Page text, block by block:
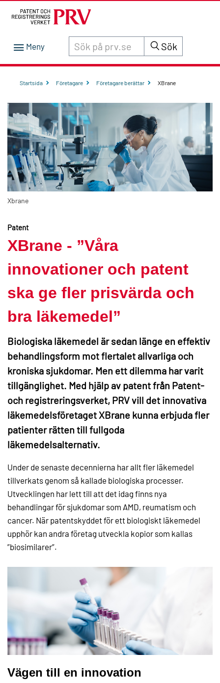
Sök innehåll på siten prv.se Sök
Startsida Företagare Företagare berättar XBrane
Xbrane
Patent
XBrane - ”Våra
innovationer och patent
ska ge fler prisvärda och
bra läkemedel”
Biologiska läkemedel är sedan länge en effektiv
behandlingsform mot flertalet allvarliga och
kroniska sjukdomar. Men ett dilemma har varit
tillgänglighet. Med hjälp av patent från Patent-
och registreringsverket, PRV vill det innovativa
läkemedelsföretaget XBrane kunna erbjuda fler
patienter rätten till fullgoda
läkemedelsalternativ.
Under de senaste decennierna har allt fler läkemedel
tillverkats genom så kallade biologiska processer.
Utvecklingen har lett till att det idag finns nya
behandlingar för sjukdomar som AMD, reumatism och
cancer. När patentskyddet för ett biologiskt läkemedel
upphör kan andra företag utveckla kopior som kallas
”biosimilarer”.
Vägen till en innovation